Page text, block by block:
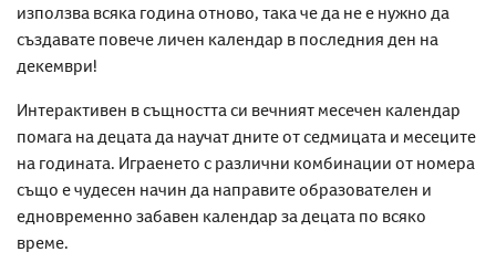
използва всяка година отново, така че да не е нужно да
създавате повече личен календар в последния ден на
декември!
Интерактивен в същността си вечният месечен календар
помага на децата да научат дните от седмицата и месеците
на годината. Играенето с различни комбинации от номера
също е чудесен начин да направите образователен и
едновременно забавен календар за децата по всяко
време.